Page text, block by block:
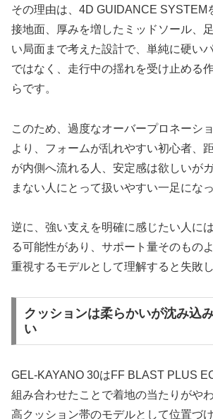
その理由は、4D GUIDANCE SYSTEM
接地面、厚みを増したミッドソール、
い局面まで考えた設計で、単純に硬い
ではなく、走行中の揺れを受け止める
らです。
このため、過度なオーバープロネーシ
より、フォームが乱れやすい初心者、
が内側へ流れる人、安定感は欲しいが
まない人にとって扱いやすい一足にな
逆に、強い支えを明確に感じたい人に
る可能性があり、サポート量そのもの
重視するモデルとして理解すると失敗
クッションは柔らかいが沈み込
い
GEL-KAYANO 30はFF BLAST PLUS
組み合わせたことで着地の当たりがや
高クッション帯のモデルとして位置づ